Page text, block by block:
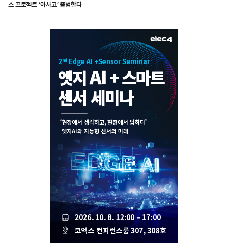
스 프로젝트 ‘아사고’ 출범한다